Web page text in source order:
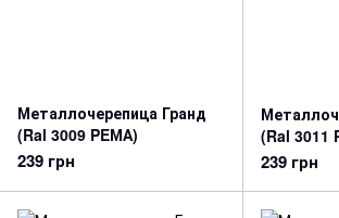
Металлочерепица Гранд
(Ral 3009 PEМА)
239 грн
(Ral 3011
239 грн